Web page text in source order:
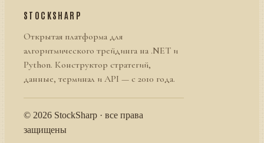
STOCKSHARP
Открытая платформа для
алгоритмического трейдинга на .NET и
Python. Конструктор стратегий,
данные, терминал и API — с 2010 года.
© 2026 StockSharp · все права
защищены